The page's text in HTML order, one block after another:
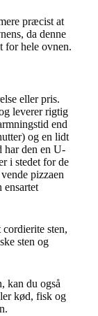
præcist at
da denne
for hele ovnen.
eller pris.
leverer rigtig
end
og en lidt
har den en U-
i stedet for de
pizzaen
ensartet
sten,
sten og
kan du også
kød, fisk og